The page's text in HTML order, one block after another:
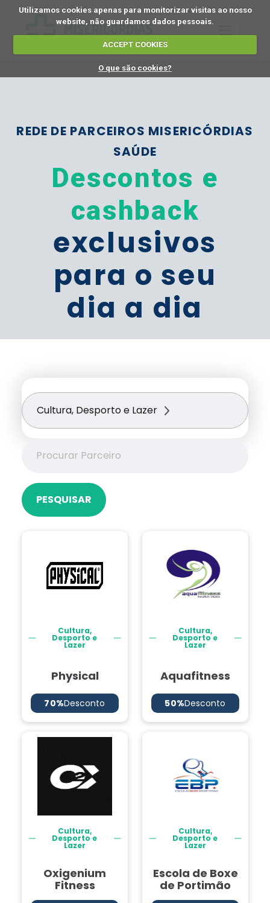
Utilizamos cookies apenas para monitorizar visitas ao nosso
website, não guardamos dados pessoais.
ACCEPT COOKIES
O que são cookies?
REDE DE PARCEIROS MISERICÓRDIAS
SAÚDE
Descontos e
cashback
exclusivos
para o seu
dia a dia
Cultura, Desporto e Lazer
PESQUISAR
Cultura,
Desporto e
Lazer
Physical
70%Desconto
Cultura,
Desporto e
Lazer
Aquafitness
50%Desconto
Cultura,
Desporto e
Lazer
Oxigenium
Fitness
Cultura,
Desporto e
Lazer
Escola de Boxe
de Portimão